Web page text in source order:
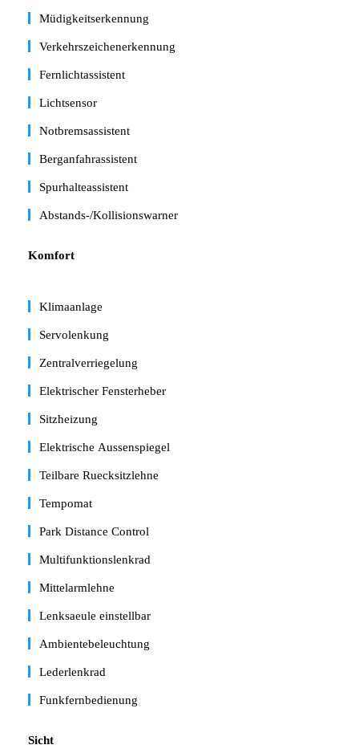
Müdigkeitserkennung
Verkehrszeichenerkennung
Fernlichtassistent
Lichtsensor
Notbremsassistent
Berganfahrassistent
Spurhalteassistent
Abstands-/Kollisionswarner
Komfort
Klimaanlage
Servolenkung
Zentralverriegelung
Elektrischer Fensterheber
Sitzheizung
Elektrische Aussenspiegel
Teilbare Ruecksitzlehne
Tempomat
Park Distance Control
Multifunktionslenkrad
Mittelarmlehne
Lenksaeule einstellbar
Ambientebeleuchtung
Lederlenkrad
Funkfernbedienung
Sicht